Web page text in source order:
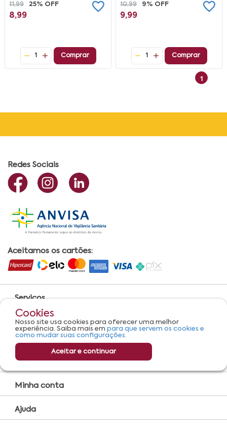
11,99
25% OFF
8,99
1 Comprar
10,99
9% OFF
9,99
1 Comprar
1
Cookies
Nosso site usa cookies para oferecer uma melhor
experiência. Saiba mais em para que servem os cookies e
como mudar suas configurações.
Aceitar e continuar
Redes Sociais
Aceitamos os cartões:
Serviços
Convênio Farmácia
Farmácia Popular
Compra Online
Minha conta
Ajuda